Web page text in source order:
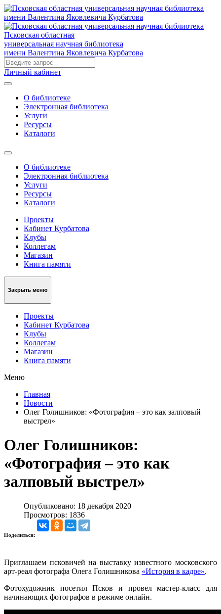
Псковская областная
универсальная научная библиотека
имени Валентина Яковлевича Курбатова
Личный кабинет
О библиотеке
Электронная библиотека
Услуги
Ресурсы
Каталоги
О библиотеке
Электронная библиотека
Услуги
Ресурсы
Каталоги
Проекты
Кабинет Курбатова
Клубы
Коллегам
Магазин
Книга памяти
Закрыть меню
Проекты
Кабинет Курбатова
Клубы
Коллегам
Магазин
Книга памяти
Меню
Главная
Новости
Олег Голишников: «Фотография – это как залповый
выстрел»
Олег Голишников:
«Фотография – это как
залповый выстрел»
Опубликовано: 18 декабря 2020
Просмотров: 1836
Поделиться:
Приглашаем псковичей на выставку известного московского
арт-реал фотографа Олега Голишникова «История в кадре».
Фотохудожник посетил Псков и провел мастер-класс для
начинающих фотографов в режиме онлайн.